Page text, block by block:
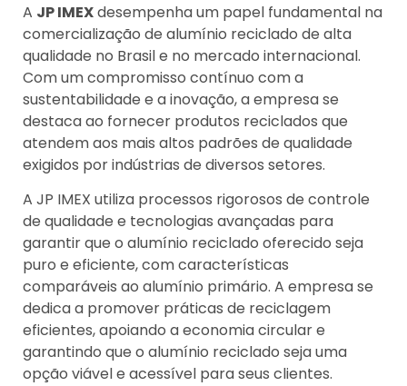
A JP IMEXdesempenha um papel fundamental na
comercialização de alumínio reciclado de alta
qualidade no Brasil e no mercado internacional.
Com um compromisso contínuo com a
sustentabilidade e a inovação, a empresa se
destaca ao fornecer produtos reciclados que
atendem aos mais altos padrões de qualidade
exigidos por indústrias de diversos setores.
A JP IMEX utiliza processos rigorosos de controle
de qualidade e tecnologias avançadas para
garantir que o alumínio reciclado oferecido seja
puro e eficiente, com características
comparáveis ao alumínio primário. A empresa se
dedica a promover práticas de reciclagem
eficientes, apoiando a economia circular e
garantindo que o alumínio reciclado seja uma
opção viável e acessível para seus clientes.